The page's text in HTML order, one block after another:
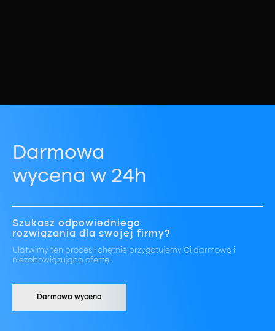
Darmowa
wycena w 24h
Szukasz odpowiedniego
rozwiązania dla swojej firmy?
Ułatwimy ten proces i chętnie przygotujemy Ci darmową i
niezobowiązującą ofertę!
Darmowa wycena